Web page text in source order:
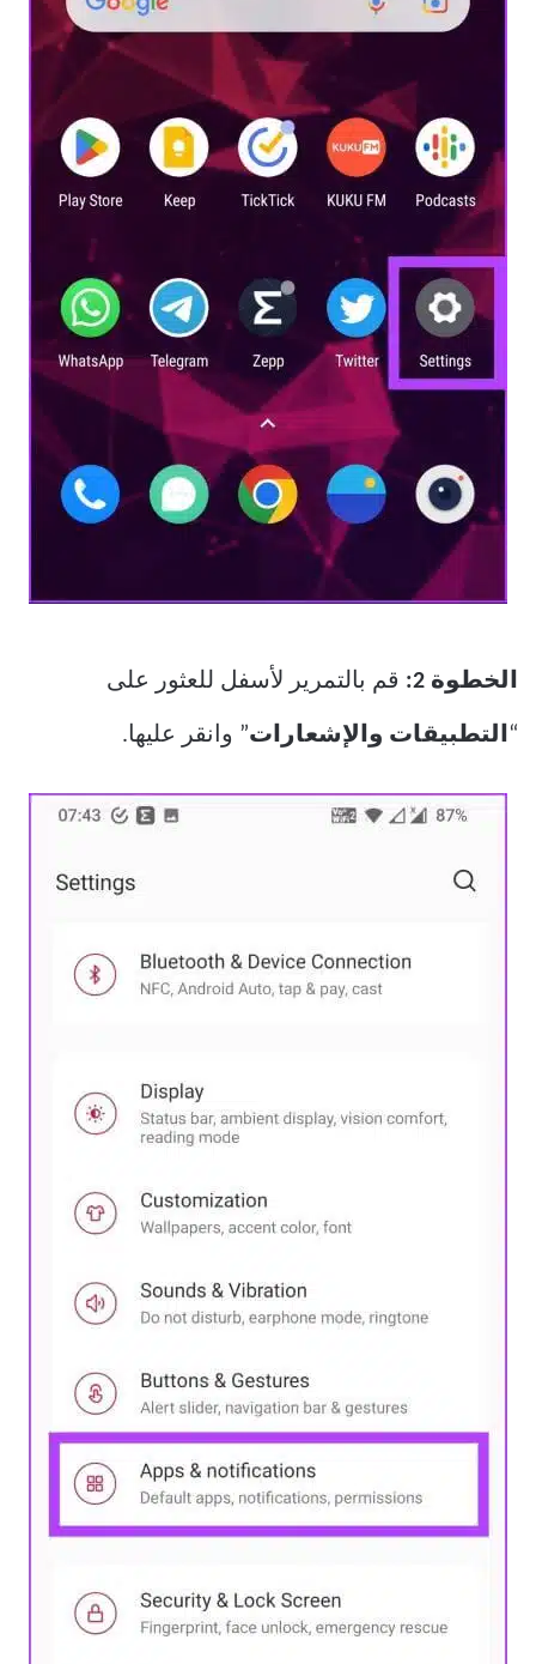
الخطوة 2: قم بالتمرير لأسفل للعثور على
“التطبيقات والإشعارات” وانقر عليها.